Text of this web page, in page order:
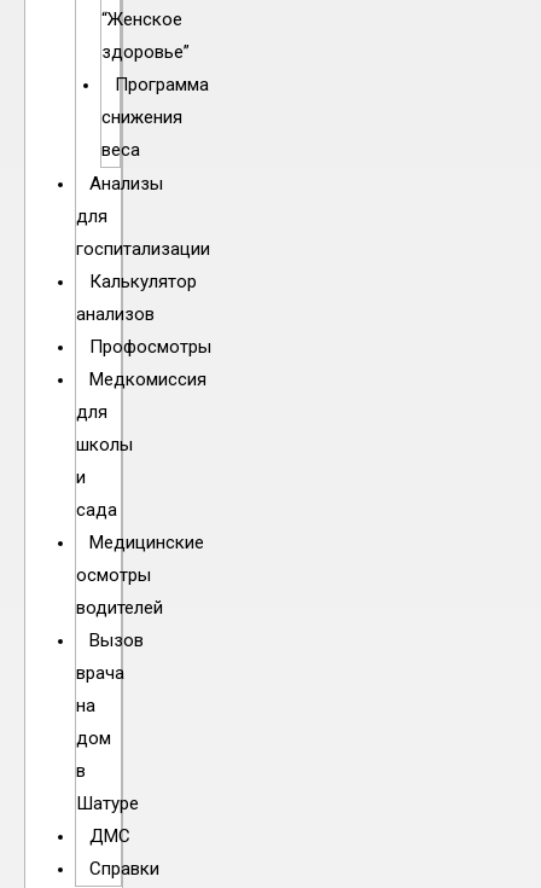
“Женское
здоровье”
Программа
снижения
веса
Анализы
для
госпитализации
Калькулятор
анализов
Профосмотры
Медкомиссия
для
школы
и
сада
Медицинские
осмотры
водителей
Вызов
врача
на
дом
в
Шатуре
ДМС
Справки